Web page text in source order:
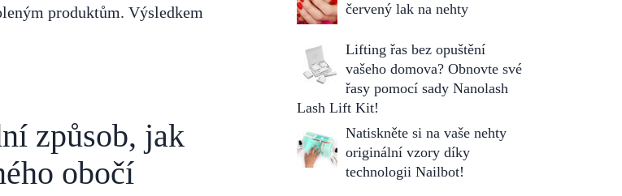
produktům. Výsledkem
způsob, jak
obočí
červený lak na nehty
Lifting řas bez opuštění
vašeho domova? Obnovte své
řasy pomocí sady Nanolash
Lash Lift Kit!
Natiskněte si na vaše nehty
originální vzory díky
technologii Nailbot!